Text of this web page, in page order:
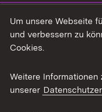
Facebook
X / Twitter
Youtube
Um unsere Webseite
und verbessern zu
Cookies.
Weitere Informationen
unserer